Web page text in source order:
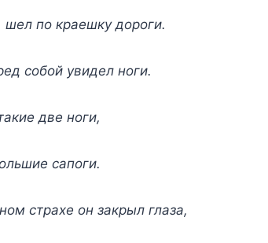
шел по краешку дороги.
собой увидел ноги.
две ноги,
сапоги.
страхе он закрыл глаза,